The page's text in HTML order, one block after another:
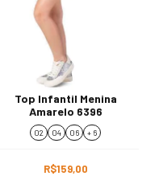
Top Infantil Menina
Amarelo 6396
02 04 06 + 6
R$159,00